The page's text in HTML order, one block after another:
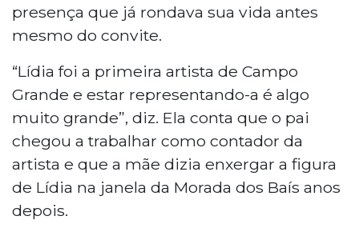
presença que já rondava sua vida antes
mesmo do convite.
“Lídia foi a primeira artista de Campo
Grande e estar representando-a é algo
muito grande”, diz. Ela conta que o pai
chegou a trabalhar como contador da
artista e que a mãe dizia enxergar a figura
de Lídia na janela da Morada dos Baís anos
depois.